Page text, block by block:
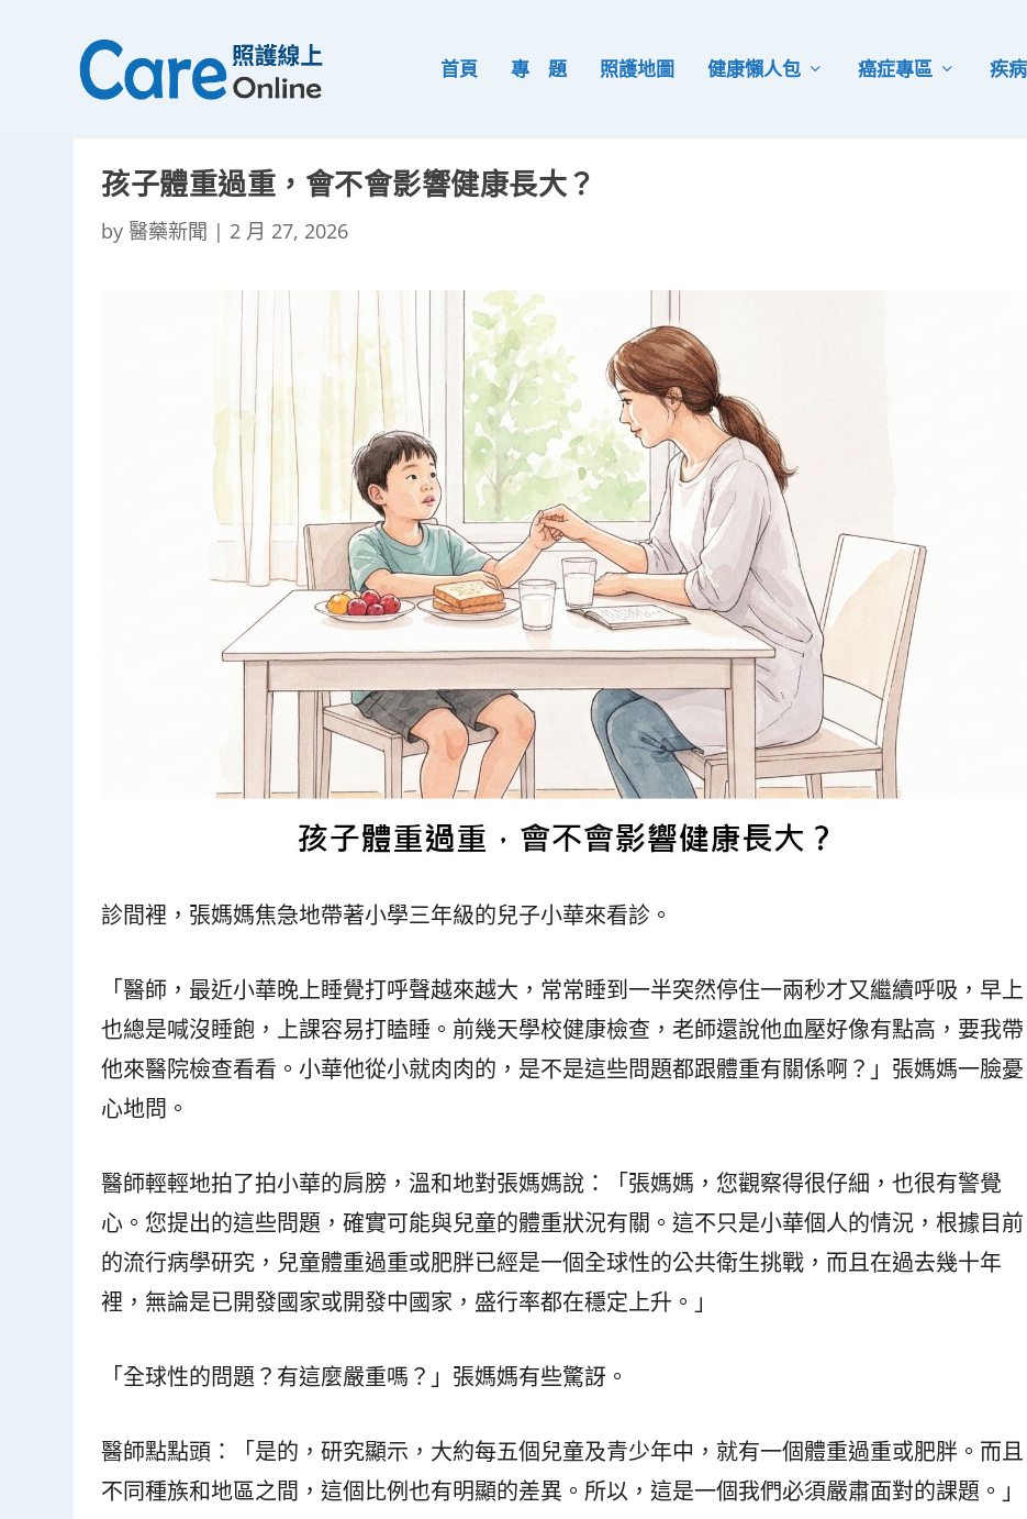
首頁 專 題 照護地圖 健康懶人包 癌症專區 疾
孩子體重過重，會不會影響健康長大？
by 醫藥新聞 | 2 月 27, 2026
診間裡，張媽媽焦急地帶著小學三年級的兒子小華來看診。
「醫師，最近小華晚上睡覺打呼聲越來越大，常常睡到一半突然停住一兩秒才又繼續呼吸，早上
也總是喊沒睡飽，上課容易打瞌睡。前幾天學校健康檢查，老師還說他血壓好像有點高，要我帶
他來醫院檢查看看。小華他從小就肉肉的，是不是這些問題都跟體重有關係啊？」張媽媽一臉憂
心地問。
醫師輕輕地拍了拍小華的肩膀，溫和地對張媽媽說：「張媽媽，您觀察得很仔細，也很有警覺
心。您提出的這些問題，確實可能與兒童的體重狀況有關。這不只是小華個人的情況，根據目前
的流行病學研究，兒童體重過重或肥胖已經是一個全球性的公共衛生挑戰，而且在過去幾十年
裡，無論是已開發國家或開發中國家，盛行率都在穩定上升。」
「全球性的問題？有這麼嚴重嗎？」張媽媽有些驚訝。
醫師點點頭：「是的，研究顯示，大約每五個兒童及青少年中，就有一個體重過重或肥胖。而且
不同種族和地區之間，這個比例也有明顯的差異。所以，這是一個我們必須嚴肅面對的課題。」